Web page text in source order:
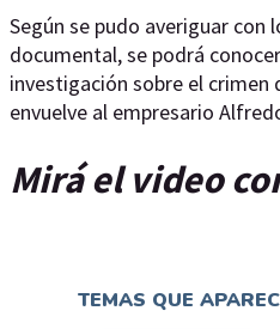
Según se pudo averiguar con
documental, se podrá
investigación sobre el crimen
envuelve al empresario
Mirá el video
TEMAS QUE